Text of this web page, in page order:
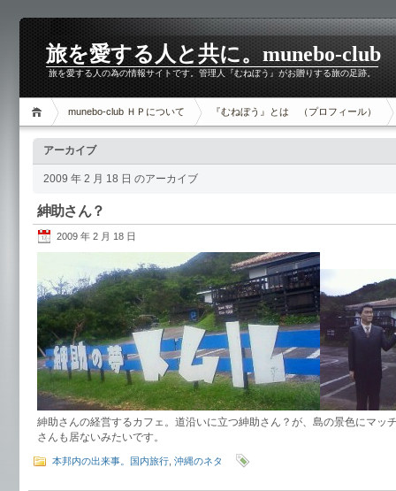
旅を愛する人と共に。munebo-club
旅を愛する人の為の情報サイトです。管理人『むねぼう』がお贈りする旅の足跡。
munebo-club ＨＰについて 『むねぼう』とは （プロフィール）
アーカイブ
2009 年 2 月 18 日 のアーカイブ
紳助さん？
2009 年 2 月 18 日
紳助さんの経営するカフェ。道沿いに立つ紳助さん？が、島の景色にマッ
さんも居ないみたいです。
本邦内の出来事。国内旅行 沖縄のネタ